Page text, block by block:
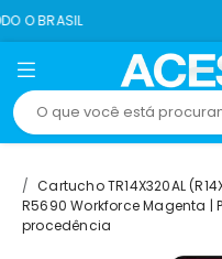
Cartucho TR14X320AL
R5690 Workforce Magenta |
procedência